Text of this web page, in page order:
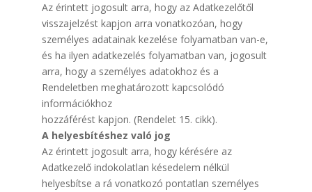
Az érintett jogosult arra, hogy az Adatkezelőtől
visszajelzést kapjon arra vonatkozóan, hogy
személyes adatainak kezelése folyamatban van-e,
és ha ilyen adatkezelés folyamatban van, jogosult
arra, hogy a személyes adatokhoz és a
Rendeletben meghatározott kapcsolódó
információkhoz
hozzáférést kapjon. (Rendelet 15. cikk).
A helyesbítéshez való jog
Az érintett jogosult arra, hogy kérésére az
Adatkezelő indokolatlan késedelem nélkül
helyesbítse a rá vonatkozó pontatlan személyes